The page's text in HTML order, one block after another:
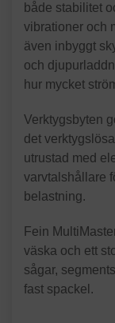
både stabilitet
vibrationer och
även inbyggt
och
hur mycket
Verktygsbyten
det
utrustad med
varvtalshållare
belastning.
Fein
väska och ett
sågar,
fast spackel.